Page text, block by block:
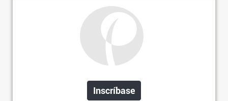
Inscríbase